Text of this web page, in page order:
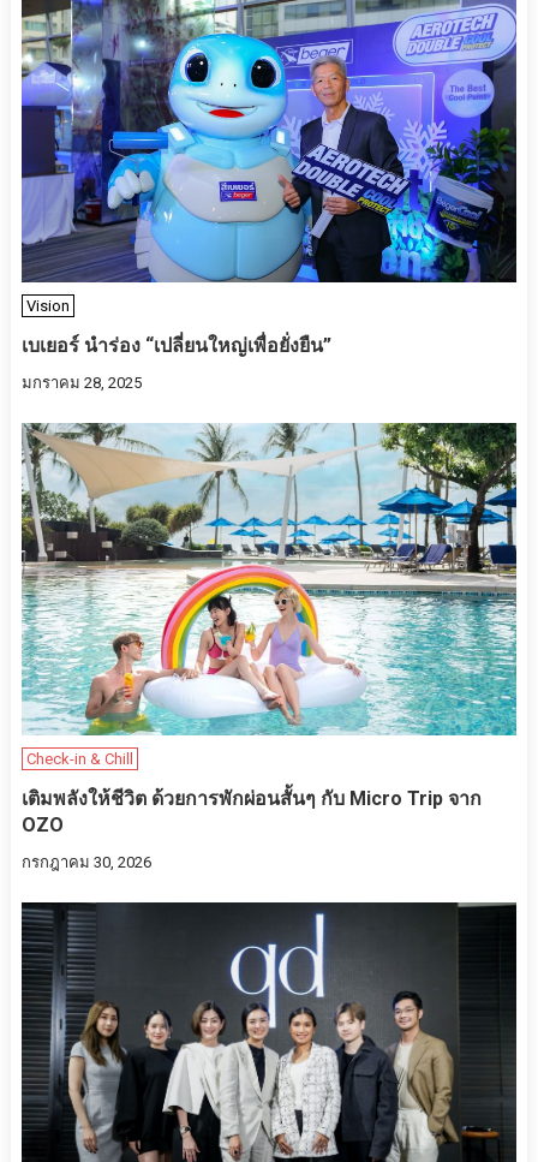
Vision
เบเยอร์ นำร่อง “เปลี่ยนใหญ่เพื่อยั่งยืน”
มกราคม 28, 2025
Check-in & Chill
เติมพลังให้ชีวิต ด้วยการพักผ่อนสั้นๆ กับ Micro Trip จาก
OZO
กรกฎาคม 30, 2026